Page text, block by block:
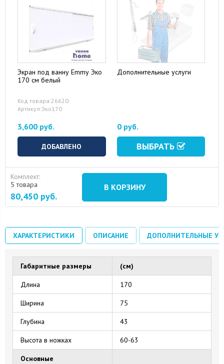
Экран под ванну Emmy Эко
170 см белый
Код товара:26620
Артикул:Эко170
3,600 руб.
ДОБАВЛЕНО
Дополнительные услуги
0 руб.
ВЫБРАТЬ
Комплект:
5 товара
80,450 руб.
В КОРЗИНУ
ХАРАКТЕРИСТИКИ ОПИСАНИЕ ДОПОЛНИТЕЛЬНЫЕ
Габаритные размеры (см)
Длина 170
Ширина 75
Глубина 43
Высота в ножках 60-63
Основные